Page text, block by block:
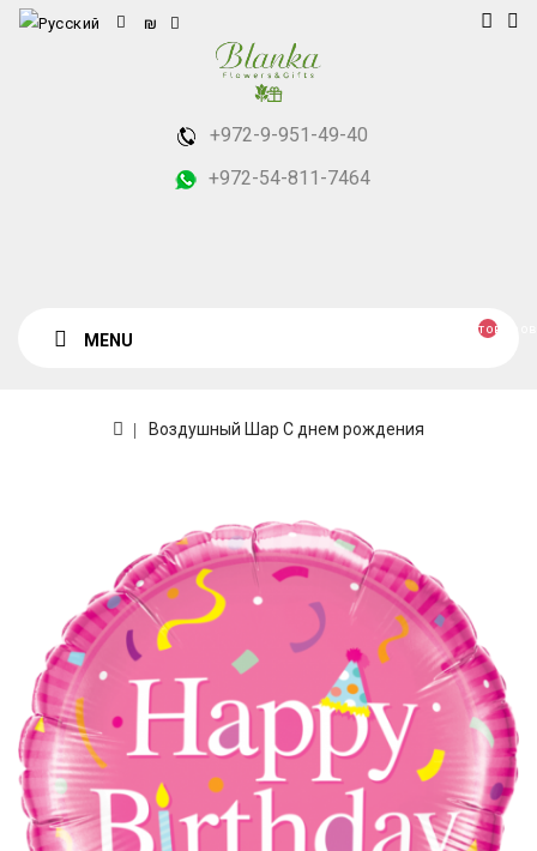
₪
+972-9-951-49-40
+972-54-811-7464
MENU
Воздушный Шар С днем рождения